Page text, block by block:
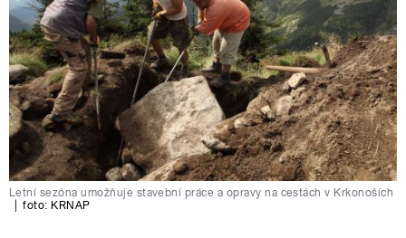
Letní sezóna umožňuje stavební práce a opravy na cestách v Krkonoších
foto: KRNAP